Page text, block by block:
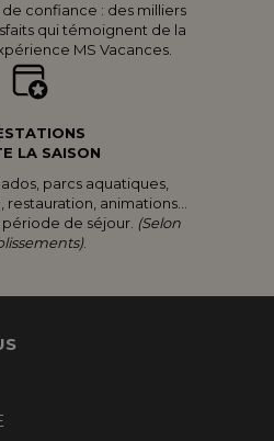
confiance : des milliers
qui témoignent de la
MS Vacances.
LA SAISON
parcs aquatiques,
animations...
de séjour. (Selon
.